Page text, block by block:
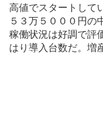
高値でスタートして
５３万５０００円の
稼働状況は好調で評
はり導入台数だ。増